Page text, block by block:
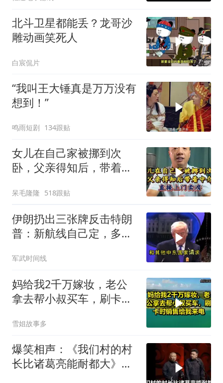
北斗卫星都能丢？龙哥沙
雕动画笑死人
白宸侃片
“我叫王大锤真是万万没有
想到！”
鸣雨短剧 134跟贴
女儿在自己家被挪到次
卧，父亲得知后，带着中
呆毛隆隆 518跟贴
伊朗扔出三张牌反击特朗
普：新航线自己定，多国
前状态
军武时间线
妈给我2千万嫁妆，老公
拿去帮小叔买车，刷卡时
雪姐故事多
爆笑相声：《我们村的村
长比诸葛亮能耐都大》郭